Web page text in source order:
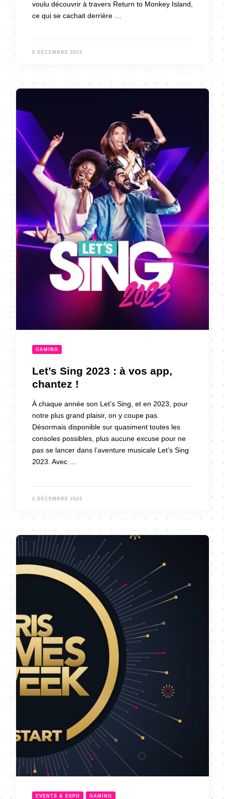
voulu découvrir à travers Return to Monkey Island,
ce qui se cachait derrière …
9 DÉCEMBRE 2022
GAMING
Let’s Sing 2023 : à vos app,
chantez !
À chaque année son Let’s Sing, et en 2023, pour
notre plus grand plaisir, on y coupe pas.
Désormais disponible sur quasiment toutes les
consoles possibles, plus aucune excuse pour ne
pas se lancer dans l’aventure musicale Let’s Sing
2023. Avec …
2 DÉCEMBRE 2022
EVENTS & EXPO GAMING